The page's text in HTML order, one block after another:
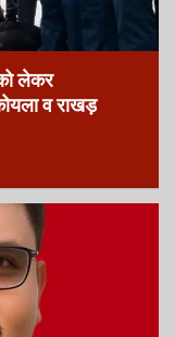
लेकर
व राखड़